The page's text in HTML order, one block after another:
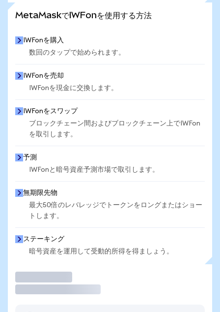
MetaMaskでIWFonを使用する方法
IWFonを購入
数回のタップで始められます。
IWFonを売却
IWFonを現金に交換します。
IWFonをスワップ
ブロックチェーン間およびブロックチェーン上でIWFon
を取引します。
予測
IWFonと暗号資産予測市場で取引します。
無期限先物
最大50倍のレバレッジでトークンをロングまたはショー
トします。
ステーキング
暗号資産を運用して受動的所得を得ましょう。